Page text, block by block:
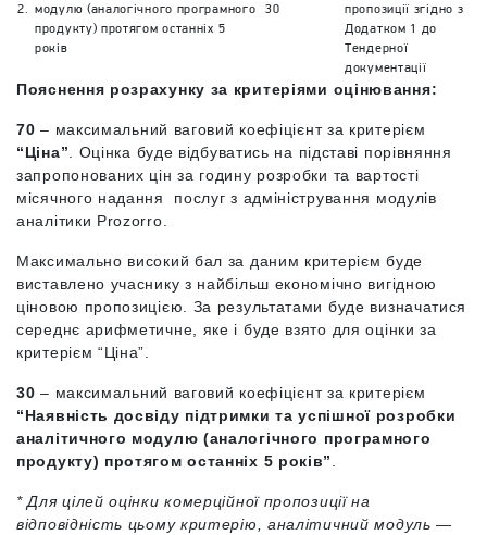
2. модулю (аналогічного програмного
продукту) протягом останніх 5
років
30
пропозиції згідно з
Додатком 1 до
Тендерної
документації
Пояснення розрахунку за критеріями оцінювання:
70 – максимальний ваговий коефіцієнт за критерієм
“Ціна” . Оцінка буде відбуватись на підставі порівняння
запропонованих цін за годину розробки та вартості
місячного надання послуг з адміністрування модулів
аналітики Prozorro.
Максимально високий бал за даним критерієм буде
виставлено учаснику з найбільш економічно вигідною
ціновою пропозицією. За результатами буде визначатися
середнє арифметичне, яке і буде взято для оцінки за
критерієм “Ціна”.
30 – максимальний ваговий коефіцієнт за критерієм
“Наявність досвіду підтримки та успішної розробки
аналітичного модулю (аналогічного програмного
продукту) протягом останніх 5 років”
* Для цілей оцінки комерційної пропозиції на
відповідність цьому критерію, аналітичний модуль —